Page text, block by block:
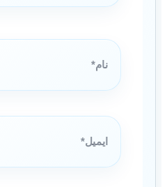
نام*
ایمیل*